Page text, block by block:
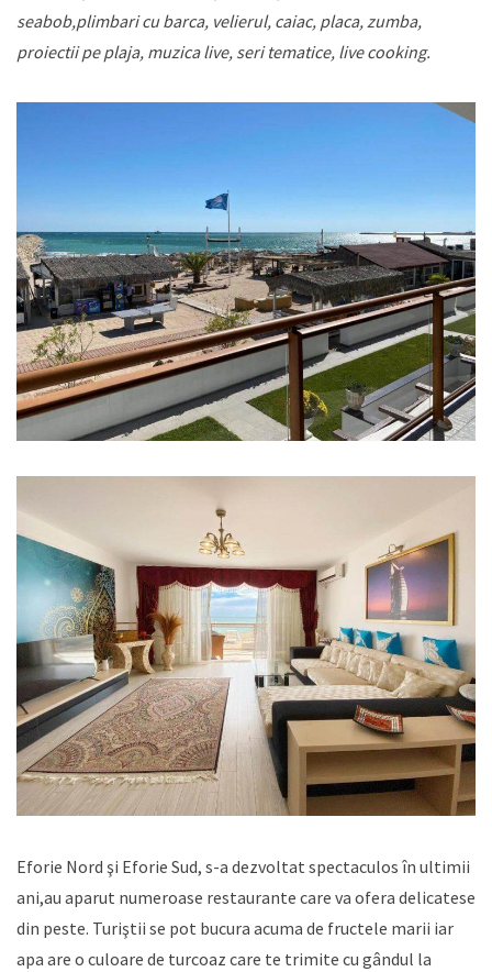
seabob,plimbari cu barca, velierul, caiac, placa, zumba,
proiectii pe plaja, muzica live, seri tematice, live cooking.
Eforie Nord şi Eforie Sud, s-a dezvoltat spectaculos în ultimii
ani,au aparut numeroase restaurante care va ofera delicatese
din peste. Turiştii se pot bucura acuma de fructele marii iar
apa are o culoare de turcoaz care te trimite cu gândul la